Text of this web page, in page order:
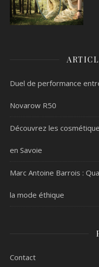
Duel de performance
Novarow R50
Découvrez les
en Savoie
Marc Antoine Barrois :
la mode éthique
Contact